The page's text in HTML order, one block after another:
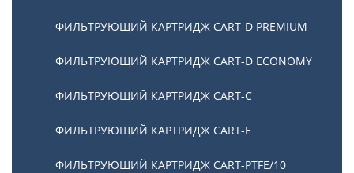
ФИЛЬТРУЮЩИЙ КАРТРИДЖ CART-D PREMIUM
ФИЛЬТРУЮЩИЙ КАРТРИДЖ CART-D ECONOMY
ФИЛЬТРУЮЩИЙ КАРТРИДЖ CART-C
ФИЛЬТРУЮЩИЙ КАРТРИДЖ CART-E
ФИЛЬТРУЮЩИЙ КАРТРИДЖ CART-PTFE/10